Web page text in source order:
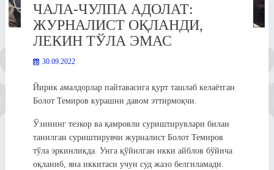
ЧАЛА-ЧУЛПА АДОЛАТ:
ЖУРНАЛИСТ ОҚЛАНДИ,
ЛЕКИН ТЎЛА ЭМАС
30.09.2022
Йирик амалдорлар пайтавасига қурт ташлаб келаётган
Болот Темиров курашни давом эттирмоқчи.
Ўзининг тезкор ва қамровли суриштирувлари билан
танилган суриштирувчи журналист Болот Темиров
тўла эркинликда. Унга қўйилган икки айблов бўйича
оқланиб, яна иккитаси учун суд жазо белгиламади.